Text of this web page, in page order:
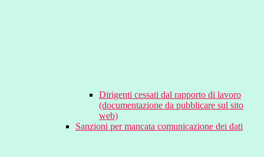
Dirigenti cessati dal rapporto di lavoro
(documentazione da pubblicare sul sito
web)
Sanzioni per mancata comunicazione dei dati